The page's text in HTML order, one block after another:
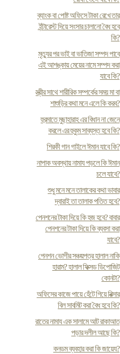
ব্যাংক বা পোষ্ট অফিসে টাকা রেখে তার
ইন্টারেস্ট দিয়ে সংসার চালানো বৈধ হবে
কি?
মৃত্যুর পর ভাই বা ভাতিজা সম্পদ পাবে
এই আশঙ্কায় মেয়ের নামে সম্পদ করা
যাবে কি?
স্ত্রীর সাথে শারীরিক সম্পর্কের সময় মা বা
শাশুড়ির কথা মনে এলে কি করব?
হুরমাতে মুছাহারাহ এর বিধান না জেনে
করলে এর হুকুম সাব্যস্ত হবে কি?
শিরকী গান গাইলে ঈমান যাবে কি?
নাপাক অবস্থায় নামায পড়লে কি ঈমান
চলে যাবে?
শুধু মনে মনে তালাকের কথা ভাবার
দ্বারাই তা তালাক পতিত হবে?
পেনশনের টাকা দিয়ে কি হজ হবে? বাবার
পেনশনের টাকা দিয়ে কি ব্যবসা করা
যাবে?
পেনশন ভোগীর সঞ্চয়পত্র হালাল নাকি
হারাম? হালাল ফিক্সড ডিপোজিট
কোনটা?
অফিসের কাজে পায়ে হেঁটে গিয়ে রিক্সার
বিল সাবমিট করা বৈধ হবে কি?
রাতের নামায এক সালামে আট রাকাআত
পড়ার দলীল আছে কি?
কনডম ব্যবহার করা কি জায়েয?